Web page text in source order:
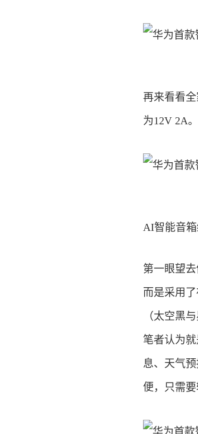
再来看看
为12V 2A。
AI智能音箱
第一眼望
而是采用
（太空黑
笔者认为
息、天气
便，只需要